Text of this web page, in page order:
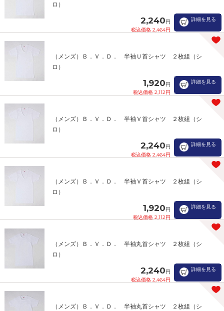
ロ）
2,240円
税込価格 2,464円
詳細を見る
（メンズ）Ｂ．Ｖ．Ｄ． 半袖Ｕ首シャツ ２枚組（シ
ロ）
1,920円
税込価格 2,112円
詳細を見る
（メンズ）Ｂ．Ｖ．Ｄ． 半袖Ｖ首シャツ ２枚組（シ
ロ）
2,240円
税込価格 2,464円
詳細を見る
（メンズ）Ｂ．Ｖ．Ｄ． 半袖Ｖ首シャツ ２枚組（シ
ロ）
1,920円
税込価格 2,112円
詳細を見る
（メンズ）Ｂ．Ｖ．Ｄ． 半袖丸首シャツ ２枚組（シ
ロ）
2,240円
税込価格 2,464円
詳細を見る
（メンズ）Ｂ．Ｖ．Ｄ． 半袖丸首シャツ ２枚組（シ